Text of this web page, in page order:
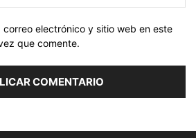
correo electrónico y sitio web en este
que comente.